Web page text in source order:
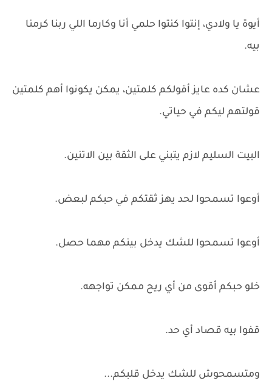
أيوة يا ولادي، إنتوا كنتوا حلمي أنا وكارما اللي ربنا كرمنا
بيه.
عشان كده عايز أقولكم كلمتين، يمكن يكونوا أهم كلمتين
قولتهم ليكم في حياتي.
البيت السليم لازم يتبني على الثقة بين الاتنين.
أوعوا تسمحوا لحد يهز ثقتكم في حبكم لبعض.
أوعوا تسمحوا للشك يدخل بينكم مهما حصل.
خلو حبكم أقوى من أي ريح ممكن تواجهه.
قفوا بيه قصاد أي حد.
ومتسمحوش للشك يدخل قلبكم...